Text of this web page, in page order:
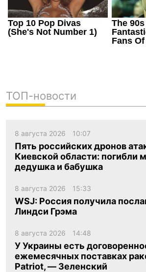
ТОП-новости
8 августа 2026 10:07
Пять российских дронов
Киевской области: погибли
дедушка и бабушка
8 августа 2026 15:33
WSJ: Россия получила
Линдси Грэма
8 августа 2026 14:48
У Украины есть
ежемесячных поставках
Patriot, — Зеленский